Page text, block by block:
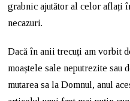
grabnic ajutător al celor aflați
necazuri.
Dacă în anii trecuți am vorbit
moaștele sale neputrezite sau
mutarea sa la Domnul, anul